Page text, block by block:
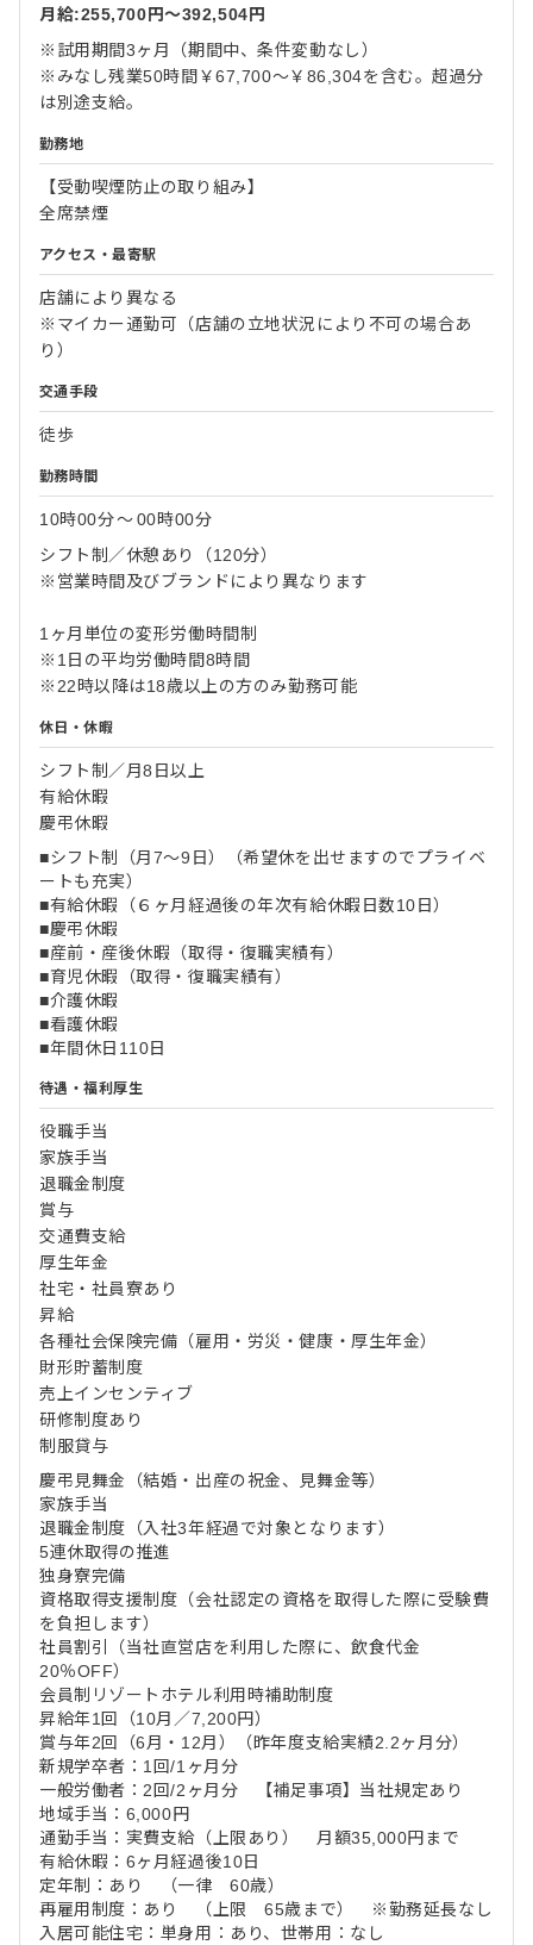
月給:255,700円〜392,504円
※試用期間3ヶ月（期間中、条件変動なし）
※みなし残業50時間￥67,700～￥86,304を含む。超過分
は別途支給。
勤務地
【受動喫煙防止の取り組み】
全席禁煙
アクセス・最寄駅
店舗により異なる
※マイカー通勤可（店舗の立地状況により不可の場合あ
り）
交通手段
徒歩
勤務時間
10時00分〜00時00分
シフト制／休憩あり（120分）
※営業時間及びブランドにより異なります
1ヶ月単位の変形労働時間制
※1日の平均労働時間8時間
※22時以降は18歳以上の方のみ勤務可能
休日・休暇
シフト制／月8日以上
有給休暇
慶弔休暇
■シフト制（月7～9日）（希望休を出せますのでプライベ
ートも充実）
■有給休暇（６ヶ月経過後の年次有給休暇日数10日）
■慶弔休暇
■産前・産後休暇（取得・復職実績有）
■育児休暇（取得・復職実績有）
■介護休暇
■看護休暇
■年間休日110日
待遇・福利厚生
役職手当
家族手当
退職金制度
賞与
交通費支給
厚生年金
社宅・社員寮あり
昇給
各種社会保険完備（雇用・労災・健康・厚生年金）
財形貯蓄制度
売上インセンティブ
研修制度あり
制服貸与
慶弔見舞金（結婚・出産の祝金、見舞金等）
家族手当
退職金制度（入社3年経過で対象となります）
5連休取得の推進
独身寮完備
資格取得支援制度（会社認定の資格を取得した際に受験費
を負担します）
社員割引（当社直営店を利用した際に、飲食代金
20％OFF）
会員制リゾートホテル利用時補助制度
昇給年1回（10月／7,200円）
賞与年2回（6月・12月）（昨年度支給実績2.2ヶ月分）
新規学卒者：1回/1ヶ月分
一般労働者：2回/2ヶ月分 【補足事項】当社規定あり
地域手当：6,000円
通勤手当：実費支給（上限あり） 月額35,000円まで
有給休暇：6ヶ月経過後10日
定年制：あり （一律 60歳）
再雇用制度：あり （上限 65歳まで） ※勤務延長なし
入居可能住宅：単身用：あり、世帯用：なし